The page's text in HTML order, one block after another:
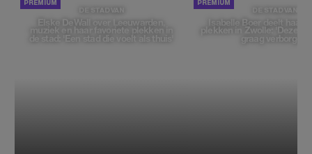
DE STAD VAN
Elske DeWall over Leeuwarden,
muziek en haar favoriete plekken in
de stad: 'Een stad die voelt als thuis'
DE STAD VAN
Isabelle Boer deelt haar
plekken in Zwolle: 'Deze
graag verborgen'